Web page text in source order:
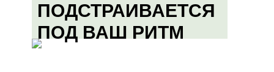
ПОДСТРАИВАЕТСЯ
ПОД ВАШ РИТМ